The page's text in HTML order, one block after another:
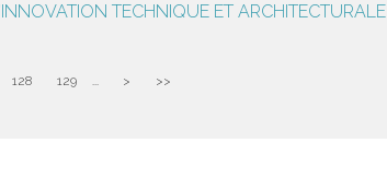
TECHNIQUE ET ARCHITECTURALE
128 129 ... > >>